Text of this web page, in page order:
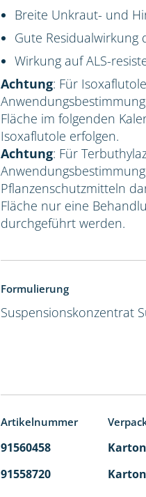
Breite Unkraut- und
Gute
Wirkung auf ALS-
Achtung: Für
Fläche im folgenden
Isoxaflutole erfolgen.
Achtung: Für
Pflanzenschutzmitteln
Fläche nur eine
durchgeführt werden.
Formulierung
Suspensionskonzentrat
Artikelnummer
91560458
91558720